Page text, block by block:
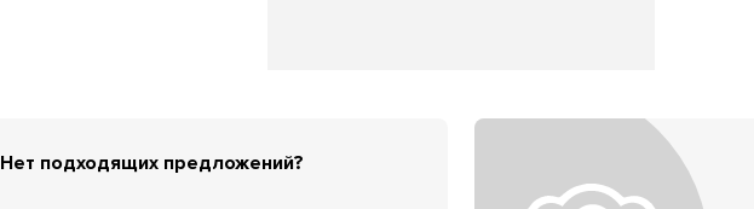
Нет подходящих предложений?